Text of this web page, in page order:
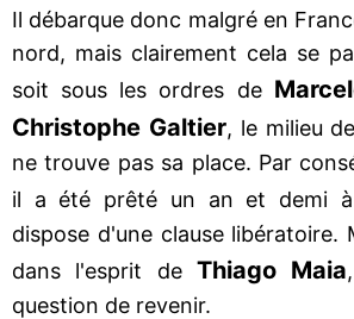
Il débarque donc malgré en
nord, mais clairement cela se
soit sous les ordres de
Christophe Galtier, le milieu
ne trouve pas sa place. Par
il a été prêté un an et demi à
dispose d'une clause libératoire.
dans l'esprit de Thiago Maia
question de revenir.